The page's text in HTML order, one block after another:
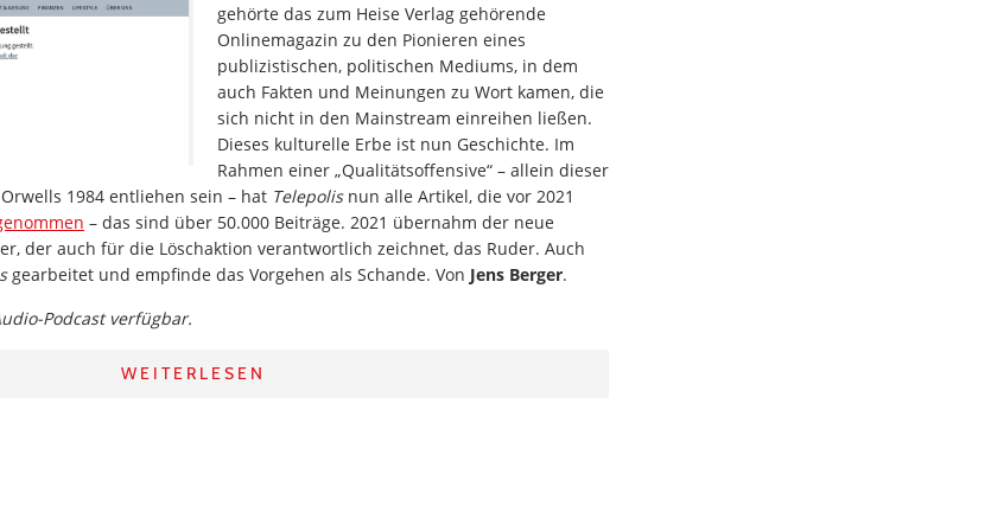
gehörte das zum Heise Verlag gehörende
Onlinemagazin zu den Pionieren eines
publizistischen, politischen Mediums, in dem
auch Fakten und Meinungen zu Wort kamen, die
sich nicht in den Mainstream einreihen ließen.
Dieses kulturelle Erbe ist nun Geschichte. Im
Rahmen einer „Qualitätsoffensive“ – allein dieser
1984 entliehen sein – hat Telepolisnun alle Artikel, die vor 2021
– das sind über 50.000 Beiträge. 2021 übernahm der neue
der auch für die Löschaktion verantwortlich zeichnet, das Ruder. Auch
gearbeitet und empfinde das Vorgehen als Schande. Von Jens Berger.
Podcast verfügbar.
WEITERLESEN